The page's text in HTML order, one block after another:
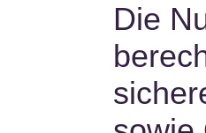
Die